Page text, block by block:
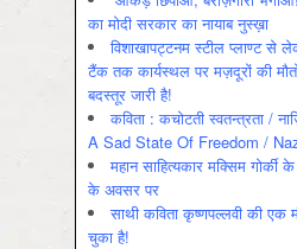
का मोदी सरकार का नायाब नुस्ख़ा
विशाखापट्टनम स्टील प्लाण्ट से
टैंक तक कार्यस्थल पर मज़दूरों की
बदस्तूर जारी है!
कविता : कचोटती स्वतन्त्रता /
A Sad State Of Freedom /
महान साहित्यकार मक्सिम
के अवसर पर
साथी कविता कृष्णपल्लवी की एक
चुका है!